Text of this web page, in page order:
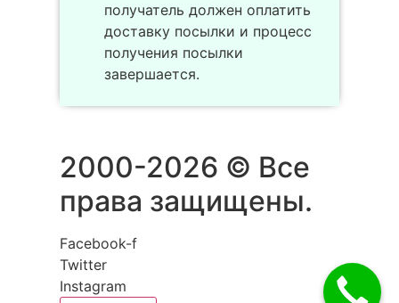
получатель должен оплатить
доставку посылки и процесс
получения посылки
завершается.
2000-2026 © Все
права защищены.
Facebook-f
Twitter
Instagram